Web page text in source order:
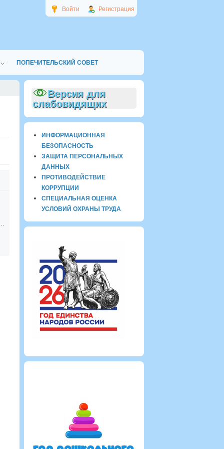
Войти Регистрация
ПОПЕЧИТЕЛЬСКИЙ СОВЕТ
сказки
Версия для
слабовидящих
ИНФОРМАЦИОННАЯ
БЕЗОПАСНОСТЬ
ЗАЩИТА ПЕРСОНАЛЬНЫХ
ДАННЫХ
ПРОТИВОДЕЙСТВИЕ
КОРРУПЦИИ
СПЕЦИАЛЬНАЯ ОЦЕНКА
УСЛОВИЙ ОХРАНЫ ТРУДА